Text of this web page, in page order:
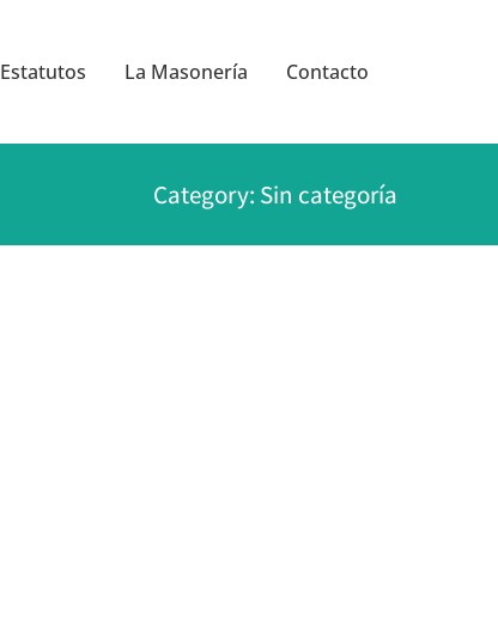
Estatutos La Masonería Contacto
Category: Sin categoría